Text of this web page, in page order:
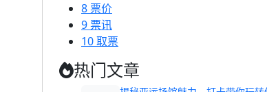
8票价
9票讯
10取票
热门文章